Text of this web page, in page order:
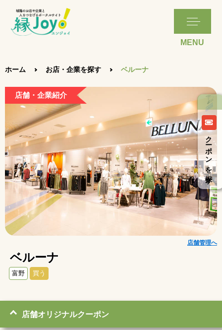
クーポンを探す
ホーム お店・企業を探す ベルーナ
店舗・企業紹介
店舗管理へ
ベルーナ
富野 買う
店舗オリジナルクーポン